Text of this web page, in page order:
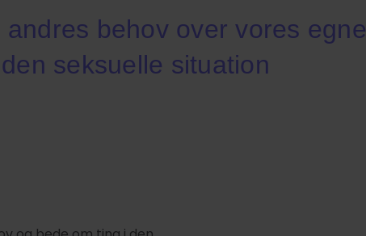
behov over vores egne
seksuelle situation